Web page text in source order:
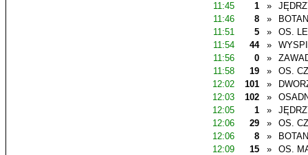
11:45
1 »
11:46
8 »
11:51
5 »
OS.
11:54
44 »
11:56
0 »
11:58
19 »
OS.
12:02
101 »
12:03
102 »
12:05
1 »
12:06
29 »
OS.
12:06
8 »
12:09
15 »
OS.